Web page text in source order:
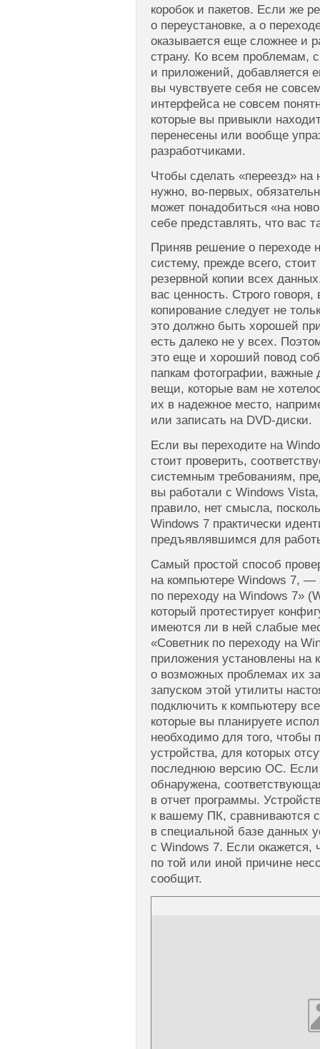
коробок и пакетов. Если же
о переустановке, а о
оказывается еще сложнее и
страну. Ко всем проблемам,
и приложений, добавляется
вы чувствуете себя не
интерфейса не совсем
которые вы привыкли
перенесены или вообще
разработчиками.
Чтобы сделать «переезд»
нужно, во-первых,
может понадобиться «на
себе представлять, что вас
Приняв решение о переходе
систему, прежде всего,
резервной копии всех
вас ценность. Строго
копирование следует не
это должно быть хорошей
есть далеко не у всех.
это еще и хороший повод
папкам фотографии, важные
вещи, которые вам не
их в надежное место,
или записать на DVD-диски.
Если вы переходите на
стоит проверить,
системным требованиям,
вы работали с Windows Vista,
правило, нет смысла,
Windows 7 практически
предъявлявшимся для
Самый простой способ
на компьютере Windows 7, —
по переходу на Windows 7»
который протестирует
имеются ли в ней слабые
«Советник по переходу на
приложения установлены на
о возможных проблемах их
запуском этой утилиты
подключить к компьютеру
которые вы планируете
необходимо для того, чтобы
устройства, для которых
последнюю версию ОС. Если
обнаружена,
в отчет программы.
к вашему ПК, сравниваются
в специальной базе данных
с Windows 7. Если окажется,
по той или иной причине
сообщит.